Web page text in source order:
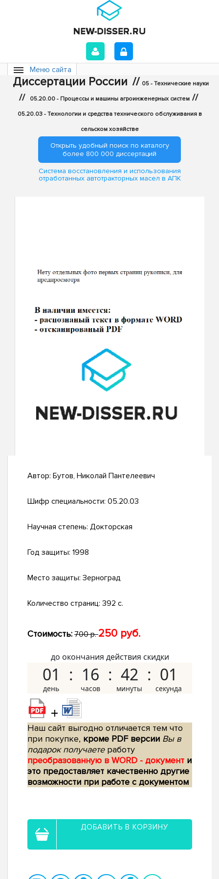
Меню сайта
Диссертации России // 05 - Технические науки
// 05.20.00 - Процессы и машины агроинженерных систем //
05.20.03 - Технологии и средства технического обслуживания в
сельском хозяйстве
Открыть удобный поиск по каталогу
более 800 000 диссертаций
Система восстановления и использования
отработанных автотракторных масел в АПК
Автор: Бутов, Николай Пантелеевич
Шифр специальности: 05.20.03
Научная степень: Докторская
Год защиты: 1998
Место защиты: Зерноград
Количество страниц: 392 с.
Стоимость: 700 р.250 руб.
до окончания действия скидки
01 16 42 00
+
Наш сайт выгодно отличается тем что
при покупке, кроме PDF версии Вы в
подарок получаетеработу
преобразованную в WORD - документ и
это предоставляет качественно другие
возможности при работе с документом
ДОБАВИТЬ В КОРЗИНУ